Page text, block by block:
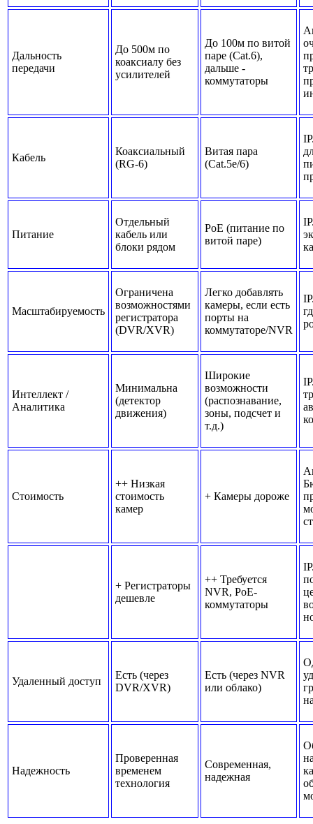
Дальность
передачи
До 500м по
коаксиалу без
усилителей
До 100м по витой
паре (Cat.6),
дальше -
коммутаторы
Кабель
Коаксиальный
(RG-6)
Витая пара
(Cat.5e/6)
Питание
Отдельный
кабель или
блоки рядом
PoE (питание по
витой паре)
Масштабируемость
Ограничена
возможностями
регистратора
(DVR/XVR)
Легко добавлять
камеры, если есть
порты на
коммутаторе/NVR
Интеллект /
Аналитика
Минимальна
(детектор
движения)
Широкие
возможности
(распознавание,
зоны, подсчет и
т.д.)
Стоимость
++ Низкая
стоимость
камер
+ Камеры дороже
+ Регистраторы
дешевле
++ Требуется
NVR, PoE-
коммутаторы
Удаленный доступ
Есть (через
DVR/XVR)
Есть (через NVR
или облако)
Надежность
Проверенная
временем
технология
Современная,
надежная